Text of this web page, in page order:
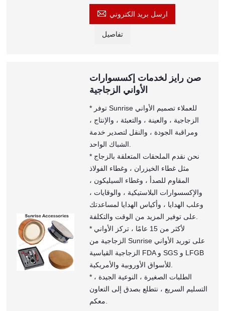
 ارسل بريد الكتروني
تفاصيل
صن رايز لخدمات إكسسوارات
الأواني الزجاجية
* توفر Sunrise للعملاء تصميم الأواني
الزجاجية ، والعينة ، والتعبئة ، والإنتاج ،
ومراقبة الجودة ، والنقل لتصدير خدمة
* نحن نقدم الملحقات المتعلقة بالزجاج
مثل غطاء الخيزران ، وغطاء الفولاذ
المقاوم للصدأ ، وغطاء السيليكون ،
والإكسسوارات البلاستيكية ، والوقايات ،
وعلب الهدايا ، وأكياس الهدايا لمساعدتك
* لأكثر من 15 عامًا ، تركز الأواني
الزجاجية من Sunrise على توريد الأواني
الزجاجية القياسية FDA و SGS و LFGB
* الطلبات الصغيرة ، النوعية الجيدة ،
التسليم السريع ، نتطلع بصدق إلى التعاون